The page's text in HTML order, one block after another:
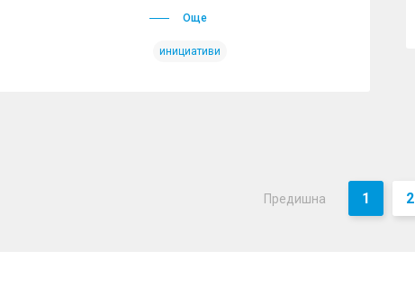
Още
инициативи
Предишна 1 2